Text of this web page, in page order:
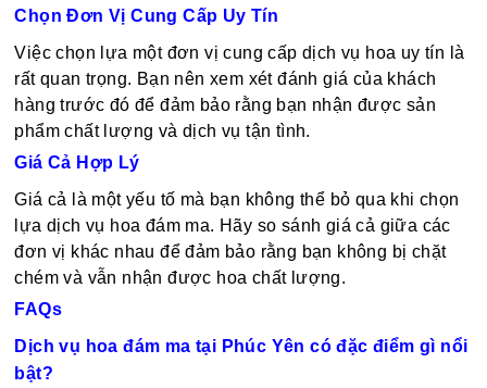
Chọn Đơn Vị Cung Cấp Uy Tín
Việc chọn lựa một đơn vị cung cấp dịch vụ hoa uy tín là
rất quan trọng. Bạn nên xem xét đánh giá của khách
hàng trước đó để đảm bảo rằng bạn nhận được sản
phẩm chất lượng và dịch vụ tận tình.
Giá Cả Hợp Lý
Giá cả là một yếu tố mà bạn không thể bỏ qua khi chọn
lựa dịch vụ hoa đám ma. Hãy so sánh giá cả giữa các
đơn vị khác nhau để đảm bảo rằng bạn không bị chặt
chém và vẫn nhận được hoa chất lượng.
FAQs
Dịch vụ hoa đám ma tại Phúc Yên có đặc điểm gì nổi
bật?